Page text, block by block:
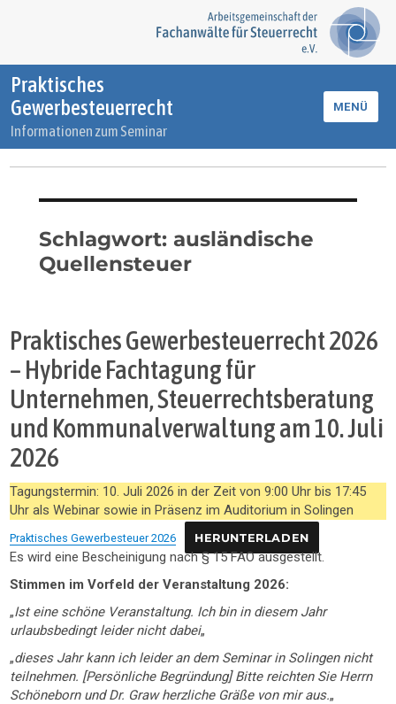
Praktisches
Gewerbesteuerrecht
Informationen zum Seminar
MENÜ
Schlagwort: ausländische
Quellensteuer
Praktisches Gewerbesteuerrecht 2026
– Hybride Fachtagung für
Unternehmen, Steuerrechtsberatung
und Kommunalverwaltung am 10. Juli
2026
Tagungstermin: 10. Juli 2026 in der Zeit von 9:00 Uhr bis 17:45
Uhr als Webinar sowie in Präsenz im Auditorium in Solingen
Praktisches Gewerbesteuer 2026 HERUNTERLADEN
Es wird eine Bescheinigung nach § 15 FAO ausgestellt.
Stimmen im Vorfeld der Veranstaltung 2026:
„Ist eine schöne Veranstaltung. Ich bin in diesem Jahr
urlaubsbedingt leider nicht dabei„
„dieses Jahr kann ich leider an dem Seminar in Solingen nicht
teilnehmen. [Persönliche Begründung] Bitte reichten Sie Herrn
Schöneborn und Dr. Graw herzliche Gräße von mir aus.„